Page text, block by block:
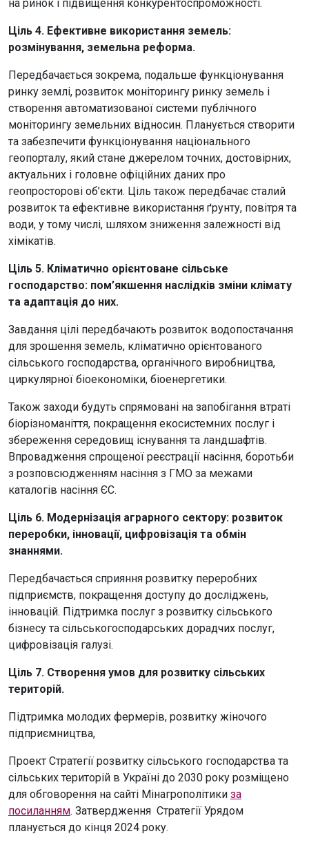
на ринок і підвищення конкурентоспроможності.
Ціль 4. Ефективне використання земель:
розмінування, земельна реформа.
Передбачається зокрема, подальше функціонування
ринку землі, розвиток моніторингу ринку земель і
створення автоматизованої системи публічного
моніторингу земельних відносин. Планується створити
та забезпечити функціонування національного
геопорталу, який стане джерелом точних, достовірних,
актуальних і головне офіційних даних про
геопросторові об’єкти. Ціль також передбачає сталий
розвиток та ефективне використання ґрунту, повітря та
води, у тому числі, шляхом зниження залежності від
хімікатів.
Ціль 5. Кліматично орієнтоване сільське
господарство: пом’якшення наслідків зміни клімату
та адаптація до них.
Завдання цілі передбачають розвиток водопостачання
для зрошення земель, кліматично орієнтованого
сільського господарства, органічного виробництва,
циркулярної біоекономіки, біоенергетики.
Також заходи будуть спрямовані на запобігання втраті
біорізноманіття, покращення екосистемних послуг і
збереження середовищ існування та ландшафтів.
Впровадження спрощеної реєстрації насіння, боротьби
з розповсюдженням насіння з ГМО за межами
каталогів насіння ЄС.
Ціль 6. Модернізація аграрного сектору: розвиток
переробки, інновації, цифровізація та обмін
знаннями.
Передбачається сприяння розвитку переробних
підприємств, покращення доступу до досліджень,
інновацій. Підтримка послуг з розвитку сільського
бізнесу та сільськогосподарських дорадчих послуг,
цифровізація галузі.
Ціль 7. Створення умов для розвитку сільських
територій.
Підтримка молодих фермерів, розвитку жіночого
підприємництва,
Проект Стратегії розвитку сільського господарства та
сільських територій в Україні до 2030 року розміщено
для обговорення на сайті Мінагрополітики за
посиланням. Затвердження Стратегії Урядом
планується до кінця 2024 року.